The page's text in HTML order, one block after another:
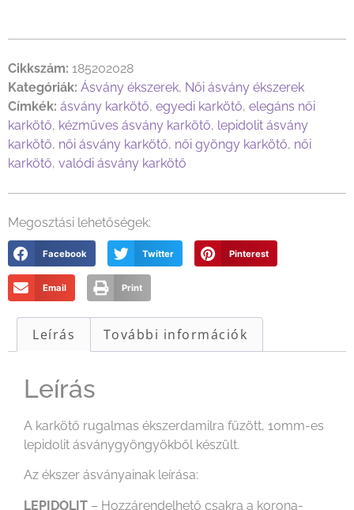
Cikkszám: 185202028
Kategóriák: Ásvány ékszerek, Női ásvány ékszerek
Címkék: ásvány karkötő, egyedi karkötő, elegáns női
karkötő, kézműves ásvány karkötő, lepidolit ásvány
karkötő, női ásvány karkötő, női gyöngy karkötő, női
karkötő, valódi ásvány karkötő
Megosztási lehetőségek:
Facebook Twitter Pinterest
Email Print
Leírás További információk
Leírás
A karkötő rugalmas ékszerdamilra fűzött, 10mm-es
lepidolit ásványgyöngyökből készült.
Az ékszer ásványainak leírása:
LEPIDOLIT – Hozzárendelhető csakra a korona-